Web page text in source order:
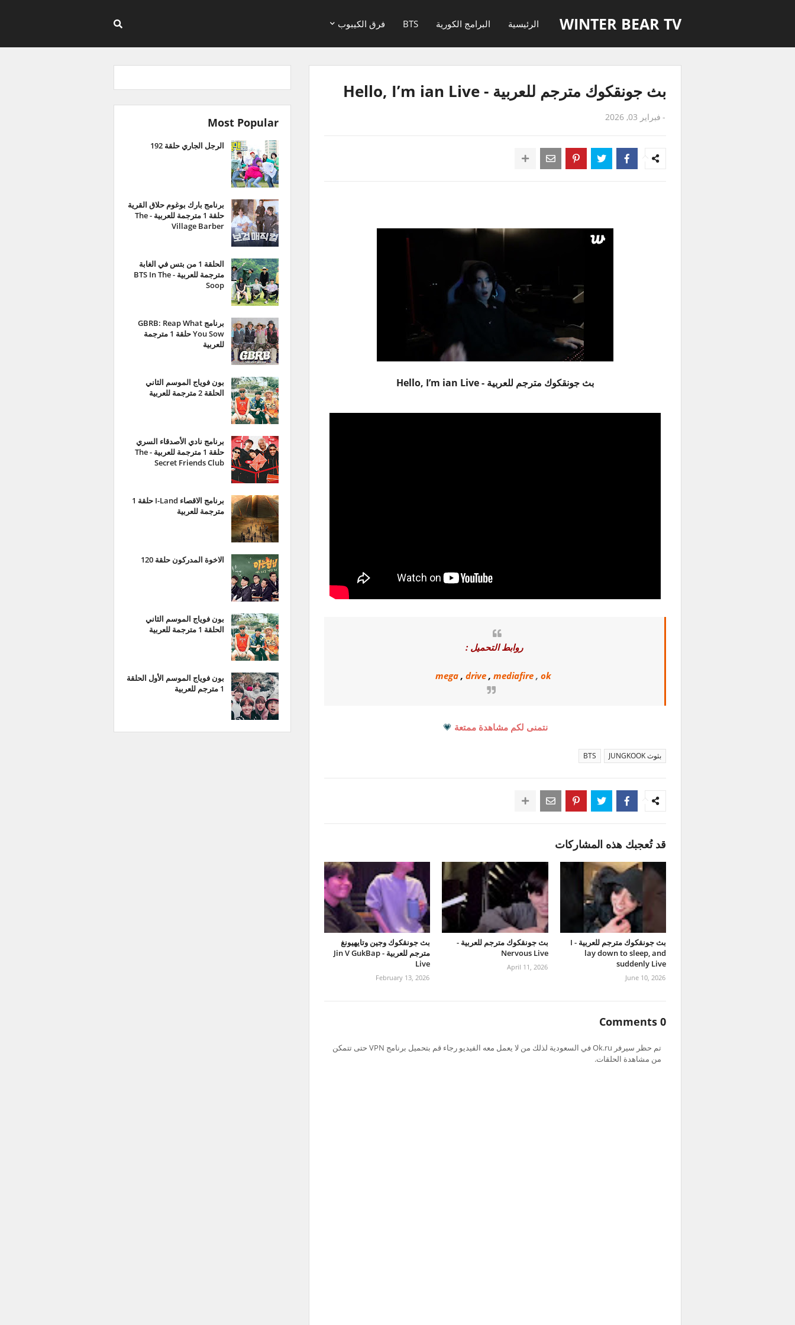
WINTER BEAR TV الرئيسية البرامج الكورية BTS فرق الكيبوب
بث جونقكوك مترجم للعربية - Hello, I’m ian Live
- فبراير 03, 2026
بث جونقكوك مترجم للعربية - Hello, I’m ian Live
روابط التحميل :
mega , drive , mediafire, ok
نتمنى لكم مشاهدة ممتعة 💗
بثوث JUNGKOOK BTS
قد تُعجبك هذه المشاركات
بث جونقكوك مترجم للعربية - I
lay down to sleep, and
suddenly Live
June 10, 2026
بث جونقكوك مترجم للعربية -
Nervous Live
April 11, 2026
بث جونقكوك وجين وتايهيونغ
مترجم للعربية - Jin V GukBap
Live
February 13, 2026
0 Comments
تم حظر سيرفر Ok.ru في السعودية لذلك من لا يعمل معه الفيديو رجاء قم بتحميل برنامج VPN حتى تتمكن
من مشاهدة الحلقات.
Most Popular
الرجل الجاري حلقة 192
برنامج بارك بوغوم حلاق القرية
حلقة 1 مترجمة للعربية - The
Village Barber
الحلقة 1 من بتس في الغابة
مترجمة للعربية - BTS In The
Soop
برنامج GBRB: Reap What
You Sow حلقة 1 مترجمة
للعربية
بون فوياج الموسم الثاني
الحلقة 2 مترجمة للعربية
برنامج نادي الأصدقاء السري
حلقة 1 مترجمة للعربية - The
Secret Friends Club
برنامج الاقصاء I-Land حلقة 1
مترجمة للعربية
الاخوة المدركون حلقة 120
بون فوياج الموسم الثاني
الحلقة 1 مترجمة للعربية
بون فوياج الموسم الأول الحلقة
1 مترجم للعربية